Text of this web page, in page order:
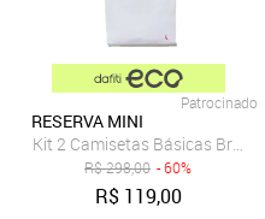
Patrocinado
RESERVA MINI
Kit 2 Camisetas Básicas
R$298,00 - 60%
R$ 119,00